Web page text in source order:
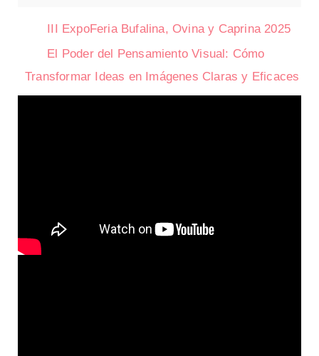
III ExpoFeria Bufalina, Ovina y Caprina 2025
El Poder del Pensamiento Visual: Cómo
Transformar Ideas en Imágenes Claras y Eficaces